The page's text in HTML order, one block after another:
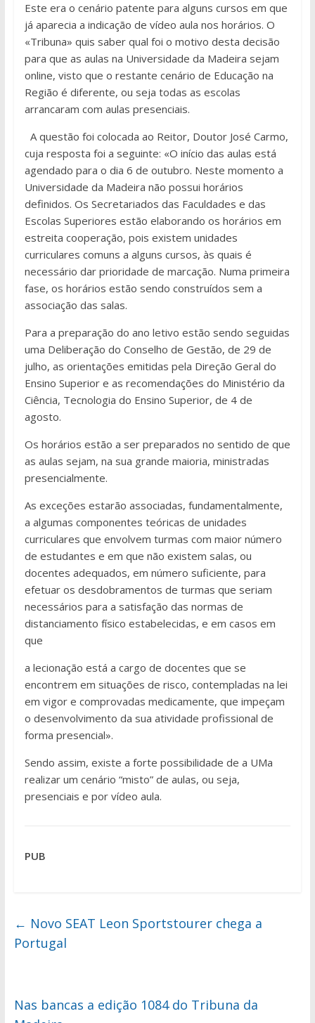
Este era o cenário patente para alguns cursos em que
já aparecia a indicação de vídeo aula nos horários. O
«Tribuna» quis saber qual foi o motivo desta decisão
para que as aulas na Universidade da Madeira sejam
online, visto que o restante cenário de Educação na
Região é diferente, ou seja todas as escolas
arrancaram com aulas presenciais.
A questão foi colocada ao Reitor, Doutor José Carmo,
cuja resposta foi a seguinte: «O início das aulas está
agendado para o dia 6 de outubro. Neste momento a
Universidade da Madeira não possui horários
definidos. Os Secretariados das Faculdades e das
Escolas Superiores estão elaborando os horários em
estreita cooperação, pois existem unidades
curriculares comuns a alguns cursos, às quais é
necessário dar prioridade de marcação. Numa primeira
fase, os horários estão sendo construídos sem a
associação das salas.
Para a preparação do ano letivo estão sendo seguidas
uma Deliberação do Conselho de Gestão, de 29 de
julho, as orientações emitidas pela Direção Geral do
Ensino Superior e as recomendações do Ministério da
Ciência, Tecnologia do Ensino Superior, de 4 de
agosto.
Os horários estão a ser preparados no sentido de que
as aulas sejam, na sua grande maioria, ministradas
presencialmente.
As exceções estarão associadas, fundamentalmente,
a algumas componentes teóricas de unidades
curriculares que envolvem turmas com maior número
de estudantes e em que não existem salas, ou
docentes adequados, em número suficiente, para
efetuar os desdobramentos de turmas que seriam
necessários para a satisfação das normas de
distanciamento físico estabelecidas, e em casos em
que
a lecionação está a cargo de docentes que se
encontrem em situações de risco, contempladas na lei
em vigor e comprovadas medicamente, que impeçam
o desenvolvimento da sua atividade profissional de
forma presencial».
Sendo assim, existe a forte possibilidade de a UMa
realizar um cenário “misto” de aulas, ou seja,
presenciais e por vídeo aula.
PUB
← Novo SEAT Leon Sportstourer chega a
Portugal
Nas bancas a edição 1084 do Tribuna da